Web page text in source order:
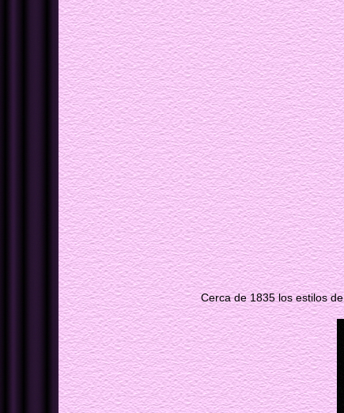
Cerca de 1835 los estilos